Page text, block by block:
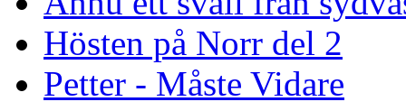
Hösten på Norr del 2
Petter - Måste Vidare